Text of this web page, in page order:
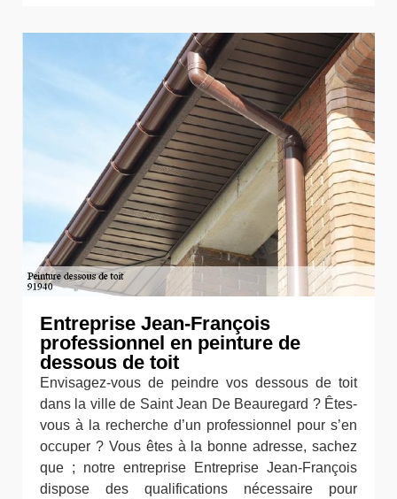
Entreprise Jean-François
professionnel en peinture de
dessous de toit
Envisagez-vous de peindre vos dessous de toit
dans la ville de Saint Jean De Beauregard ? Êtes-
vous à la recherche d’un professionnel pour s’en
occuper ? Vous êtes à la bonne adresse, sachez
que ; notre entreprise Entreprise Jean-François
dispose des qualifications nécessaire pour